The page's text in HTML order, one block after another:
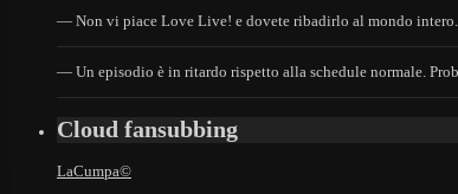
— Non vi piace Love Live! e dovete ribadirlo al mondo intero.
— Un episodio è in ritardo rispetto alla schedule normale.
Cloud fansubbing
LaCumpa©